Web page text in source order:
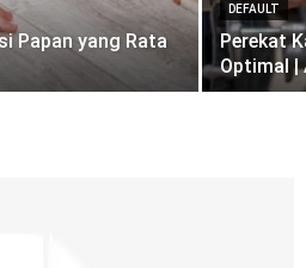
Papan yang Rata
DEFAULT
Perekat
Optimal |